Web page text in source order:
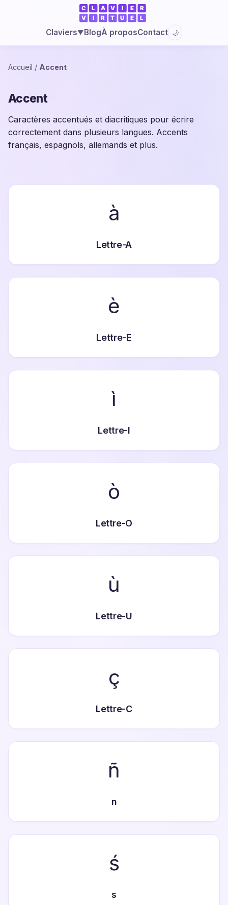
Claviers▼BlogÀ proposContact 🌙
Accueil / Accent
Accent
Caractères accentués et diacritiques pour écrire
correctement dans plusieurs langues. Accents
français, espagnols, allemands et plus.
à
Lettre-A
è
Lettre-E
ì
Lettre-I
ò
Lettre-O
ù
Lettre-U
ç
Lettre-C
ñ
n
ś
s